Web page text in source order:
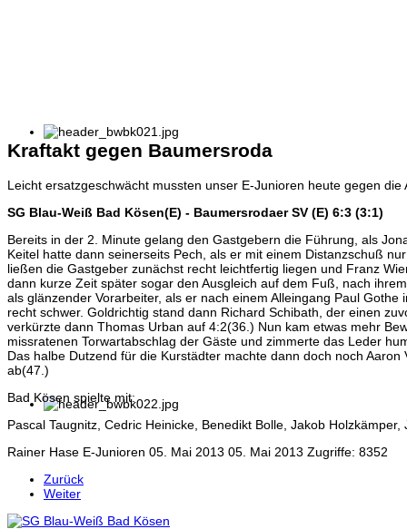
Kraftakt gegen Baumersroda
Leicht ersatzgeschwächt mussten unser E-Junioren heute gegen
SG Blau-Weiß Bad Kösen(E) - Baumersrodaer SV (E) 6:3 (3:1)
Bereits in der 2. Minute gelang den Gastgebern die Führung, als
Keitel hatte dann seinerseits Pech, als er mit einem Distanzschuß
ließen die Gastgeber zunächst recht leichtfertig liegen und Franz
dann kurze Zeit später sogar den Ausgleich auf dem Fuß, nach
als glänzender Vorarbeiter, als er nach einem Alleingang Paul
recht schwer. Goldrichtig stand dann Richard Schibath, der einen
verkürzte dann Thomas Urban auf 4:2(36.) Nun kam etwas mehr
missratenen Torwartabschlag der Gäste und zimmerte das Leder
Das halbe Dutzend für die Kurstädter machte dann doch noch
ab(47.)
Bad Kösen spielte mit:
Pascal Taugnitz, Cedric Heinicke, Benedikt Bolle, Jakob
Rainer Hase E-Junioren 05. Mai 2013 05. Mai 2013 Zugriffe: 8352
Zurück
Weiter